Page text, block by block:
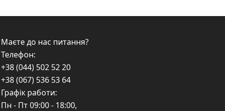
Маєте до нас питання?
Телефон:
+38 (044) 502 52 20
+38 (067) 536 53 64
Графік работи:
Пн - Пт09:00 - 18:00,